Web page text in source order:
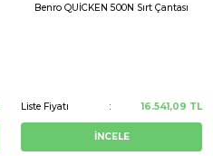
Benro QUİCKEN 500N Sırt Çantası
Liste Fiyatı 16.541,09 TL
İNCELE